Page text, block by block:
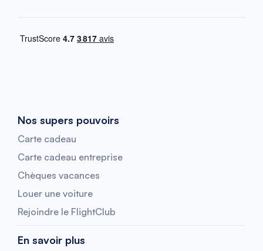
Nos supers pouvoirs
Carte cadeau
Carte cadeau entreprise
Chèques vacances
Louer une voiture
Rejoindre le FlightClub
En savoir plus